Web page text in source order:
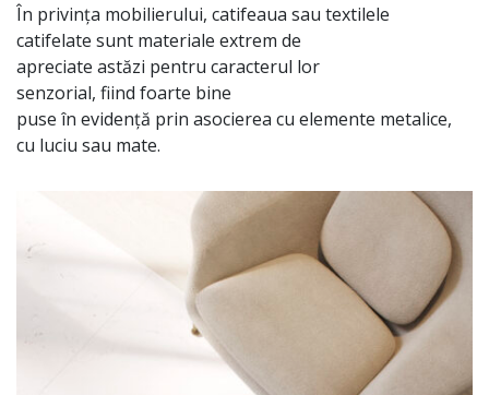
În privința mobilierului, catifeaua sau textilele
catifelate sunt materiale extrem de
apreciate astăzi pentru caracterul lor
senzorial, fiind foarte bine
puse în evidență prin asocierea cu elemente metalice,
cu luciu sau mate.